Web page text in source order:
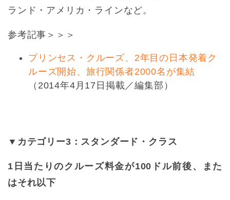
ランド・アメリカ・ラインなど。
参考記事＞＞＞
プリンセス・クルーズ、2年目の日本発着ク
ルーズ開始、旅行関係者2000名が集結
（2014年4月17日掲載／編集部）
▼カテゴリー3：スタンダード・クラス
1日当たりのクルーズ料金が100ドル前後、また
はそれ以下